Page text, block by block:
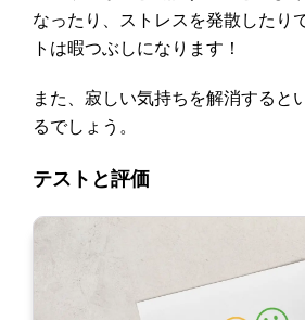
なったり、ストレスを発散したり
トは暇つぶしになります！
また、寂しい気持ちを解消すると
るでしょう。
テストと評価